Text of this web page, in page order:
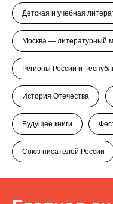
Детская и учебная
Москва — литературный
Регионы России и
История Отечества
Будущее книги
Союз писателей России